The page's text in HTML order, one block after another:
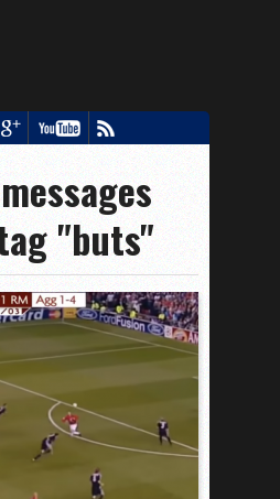
"buts"